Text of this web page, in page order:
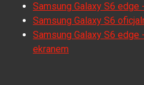
Samsung Galaxy S6
Samsung Galaxy S6
Samsung Galaxy S6
ekranem